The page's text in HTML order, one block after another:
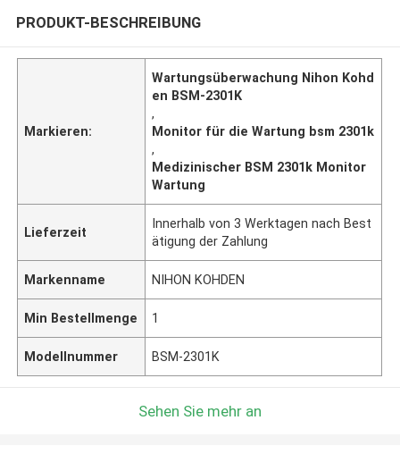
PRODUKT-BESCHREIBUNG
Markieren:
Wartungsüberwachung Nihon Kohd
en BSM-2301K
,
Monitor für die Wartung bsm 2301k
,
Medizinischer BSM 2301k Monitor
Wartung
Lieferzeit
Innerhalb von 3 Werktagen nach Best
ätigung der Zahlung
Markenname NIHON KOHDEN
Min Bestellmenge 1
Modellnummer BSM-2301K
Sehen Sie mehr an